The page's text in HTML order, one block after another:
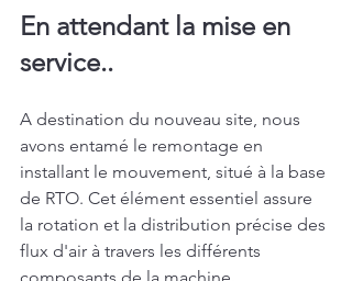
En attendant la mise en
service..
A destination du nouveau site, nous
avons entamé le remontage en
installant le mouvement, situé à la base
de RTO. Cet élément essentiel assure
la rotation et la distribution précise des
flux d'air à travers les différents